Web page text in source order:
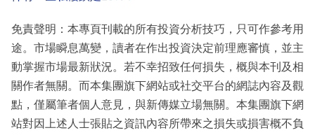
免責聲明：本專頁刊載的所有投資分析技巧，只可作參考用
途。市場瞬息萬變，讀者在作出投資決定前理應審慎，並主
動掌握市場最新狀況。若不幸招致任何損失，概與本刊及相
關作者無關。而本集團旗下網站或社交平台的網誌內容及觀
點，僅屬筆者個人意見，與新傳媒立場無關。本集團旗下網
站對因上述人士張貼之資訊內容所帶來之損失或損害概不負